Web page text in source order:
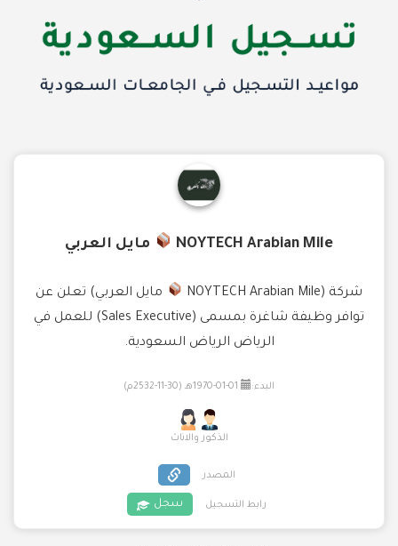
NOYTECH Arabian Mile مايل العربي
شركة (NOYTECH Arabian Mile
مايل العربي) تعلن عن
توافر وظيفة شاغرة بمسمى (Sales Executive) للعمل في
الرياض الرياض السعودية.
البدء:
الذكور والاناث
المصدر
رابط التسجيل سجل